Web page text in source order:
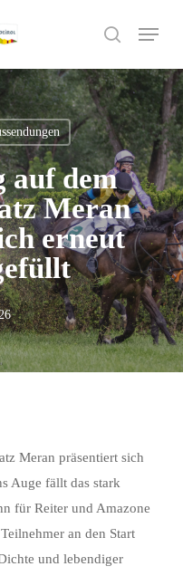
search
Menu
auf dem
Meran
erneut
Meran präsentiert sich
Auge fällt das stark
für Reiter und Amazone
an den Start
und lebendiger